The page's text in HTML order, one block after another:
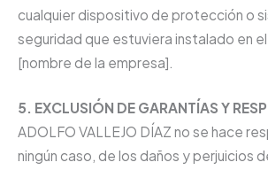
cualquier dispositivo de protección o
seguridad que estuviera instalado en
[nombre de la empresa].
5. EXCLUSIÓN DE GARANTÍAS Y
ADOLFO VALLEJO DÍAZ no se hace
ningún caso, de los daños y perjuicios